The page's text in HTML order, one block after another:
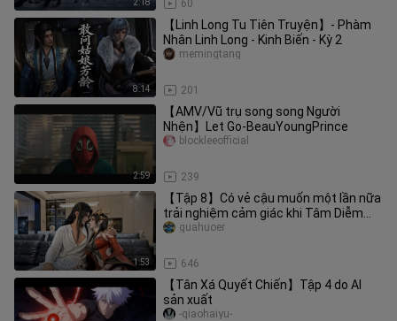
2:18 60
8:14
【Linh Long Tu Tiên Truyện】- Phàm
Nhân Linh Long - Kinh Biến - Kỳ 2
201
memingtang
2:59
【AMV/Vũ trụ song song Người
Nhện】Let Go-BeauYoungPrince
239
blockleeofficial
1:53
【Tập 8】Có vẻ cậu muốn một lần nữa
trải nghiệm cảm giác khi Tâm Diễm
Sụp Đổ nhỉ?
646
guahuoer
【Tân Xá Quyết Chiến】Tập 4 do AI
sản xuất
-qiaohaiyu-